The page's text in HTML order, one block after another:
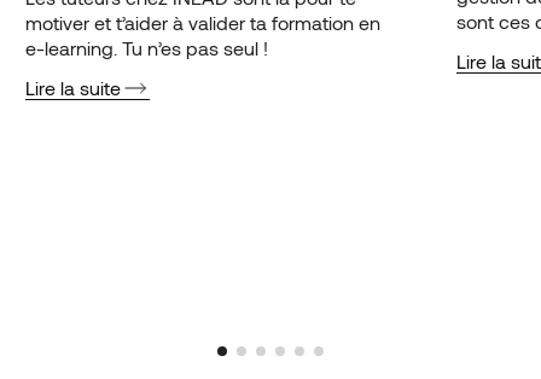
motiver et t’aider à valider ta formation en
e-learning. Tu n’es pas seul !
Lire la suite
sont ces
Lire la